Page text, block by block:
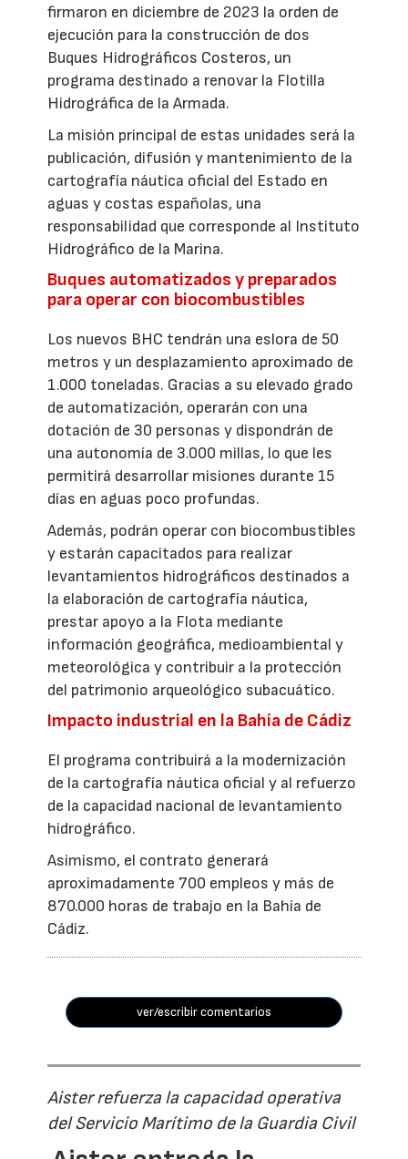
firmaron en diciembre de 2023 la orden de
ejecución para la construcción de dos
Buques Hidrográficos Costeros, un
programa destinado a renovar la Flotilla
Hidrográfica de la Armada.
La misión principal de estas unidades será la
publicación, difusión y mantenimiento de la
cartografía náutica oficial del Estado en
aguas y costas españolas, una
responsabilidad que corresponde al Instituto
Hidrográfico de la Marina.
Buques automatizados y preparados
para operar con biocombustibles
Los nuevos BHC tendrán una eslora de 50
metros y un desplazamiento aproximado de
1.000 toneladas. Gracias a su elevado grado
de automatización, operarán con una
dotación de 30 personas y dispondrán de
una autonomía de 3.000 millas, lo que les
permitirá desarrollar misiones durante 15
días en aguas poco profundas.
Además, podrán operar con biocombustibles
y estarán capacitados para realizar
levantamientos hidrográficos destinados a
la elaboración de cartografía náutica,
prestar apoyo a la Flota mediante
información geográfica, medioambiental y
meteorológica y contribuir a la protección
del patrimonio arqueológico subacuático.
Impacto industrial en la Bahía de Cádiz
El programa contribuirá a la modernización
de la cartografía náutica oficial y al refuerzo
de la capacidad nacional de levantamiento
hidrográfico.
Asimismo, el contrato generará
aproximadamente 700 empleos y más de
870.000 horas de trabajo en la Bahía de
Cádiz.
ver/escribir comentarios
Aister refuerza la capacidad operativa
del Servicio Marítimo de la Guardia Civil